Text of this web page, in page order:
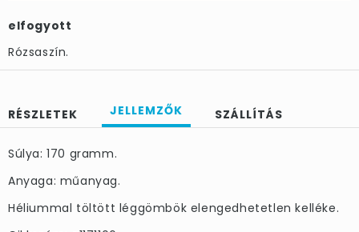
elfogyott
Rózsaszín.
RÉSZLETEK JELLEMZŐK SZÁLLÍTÁS
Súlya: 170 gramm.
Anyaga: műanyag.
Héliummal töltött léggömbök elengedhetetlen kelléke.